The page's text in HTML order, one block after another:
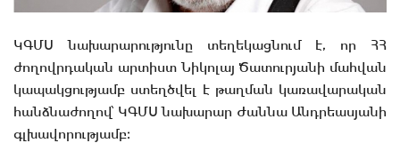
ԿԳՄՍ նախարարությունը տեղեկացնում է, որ ՀՀ
ժողովրդական արտիստ Նիկոլայ Ծատուրյանի մահվան
կապակցությամբ ստեղծվել է թաղման կառավարական
հանձնաժողով՝ ԿԳՄՍ նախարար Ժաննա Անդրեասյանի
գլխավորությամբ։